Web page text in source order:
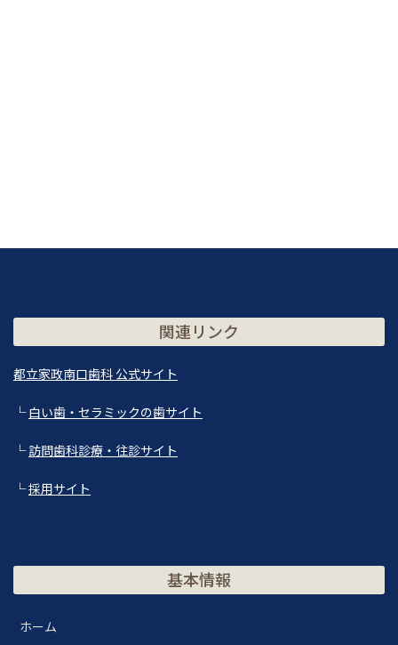
関連リンク
都立家政南口歯科 公式サイト
└白い歯・セラミックの歯サイト
└訪問歯科診療・往診サイト
└採用サイト
基本情報
ホーム